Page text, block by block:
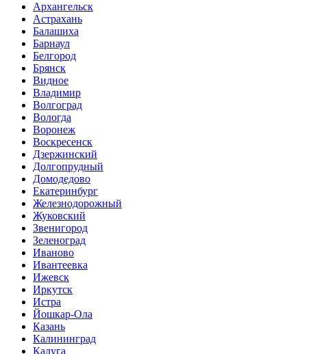
Архангельск
Астрахань
Балашиха
Барнаул
Белгород
Брянск
Видное
Владимир
Волгоград
Вологда
Воронеж
Воскресенск
Дзержинский
Долгопрудный
Домодедово
Екатеринбург
Железнодорожный
Жуковский
Звенигород
Зеленоград
Иваново
Ивантеевка
Ижевск
Иркутск
Истра
Йошкар-Ола
Казань
Калининград
Калуга